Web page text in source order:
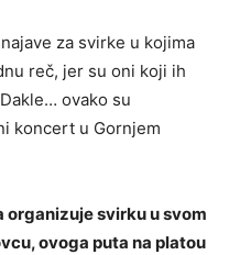
za svirke u kojima
reč, jer su oni koji ih
ovako su
koncert u Gornjem
svirku u svom
ovoga puta na platou